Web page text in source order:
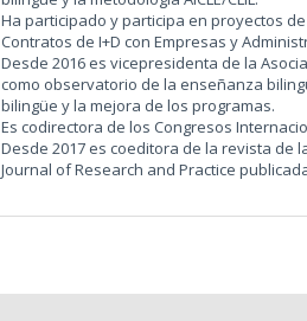
Ha participado y participa en proyectos
Contratos de I+D con Empresas y
Desde 2016 es vicepresidenta de la
como observatorio de la enseñanza
bilingüe y la mejora de los programas.
Es codirectora de los Congresos
Desde 2017 es coeditora de la revista de la
Journal of Research and Practice